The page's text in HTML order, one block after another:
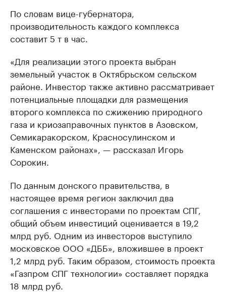
По словам вице-губернатора,
производительность каждого комплекса
составит 5 т в час.
«Для реализации этого проекта выбран
земельный участок в Октябрьском сельском
районе. Инвестор также активно рассматривает
потенциальные площадки для размещения
второго комплекса по сжижению природного
газа и криозаправочных пунктов в Азовском,
Семикаракорском, Красносулинском и
Каменском районах», — рассказал Игорь
Сорокин.
По данным донского правительства, в
настоящее время регион заключил два
соглашения с инвесторами по проектам СПГ,
общий объем инвестиций оценивается в 19,2
млрд руб. Одним из инвесторов выступило
московское ООО «ДББ», вложившее в проект
1,2 млрд руб. Таким образом, стоимость проекта
«Газпром СПГ технологии» составляет порядка
18 млрд руб.